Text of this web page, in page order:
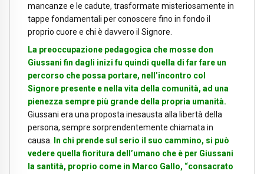
mancanze e le cadute, trasformate misteriosamente in
tappe fondamentali per conoscere fino in fondo il
proprio cuore e chi è davvero il Signore.
La preoccupazione pedagogica che mosse don
Giussani fin dagli inizi fu quindi quella di far fare un
percorso che possa portare, nell’incontro col
Signore presente e nella vita della comunità, ad una
pienezza sempre più grande della propria umanità.
Giussani era una proposta inesausta alla libertà della
persona, sempre sorprendentemente chiamata in
causa. In chi prende sul serio il suo cammino, si può
vedere quella fioritura dell’umano che è per Giussani
la santità, proprio come in Marco Gallo, “consacrato